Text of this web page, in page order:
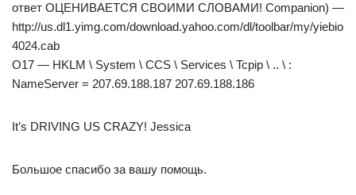
ответ ОЦЕНИВАЕТСЯ СВОИМИ СЛОВАМИ! Companion) —
http://us.dl1.yimg.com/download.yahoo.com/dl/toolbar/my/yiebio
4024.cab
O17 — HKLM \ System \ CCS \ Services \ Tcpip \ .. \ :
NameServer = 207.69.188.187 207.69.188.186
It’s DRIVING US CRAZY! Jessica
Большое спасибо за вашу помощь.